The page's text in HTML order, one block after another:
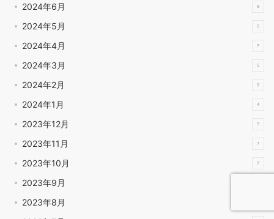
2024年6月 9
2024年5月 5
2024年4月 7
2024年3月 5
2024年2月 2
2024年1月 4
2023年12月 5
2023年11月 7
2023年10月 7
2023年9月
2023年8月